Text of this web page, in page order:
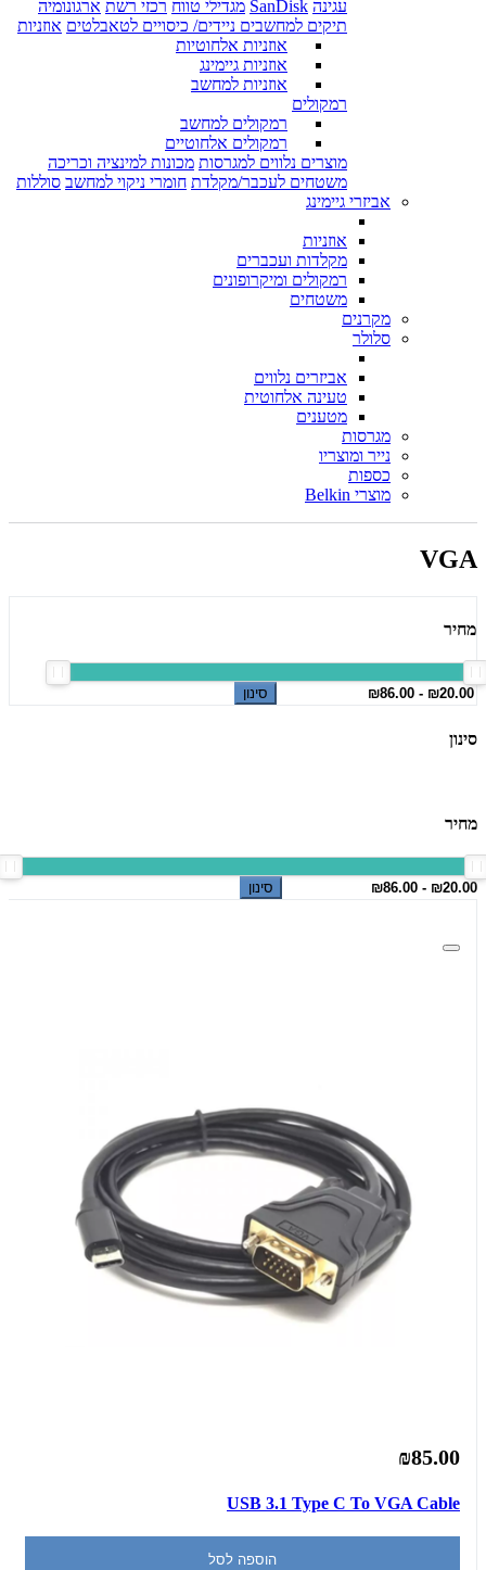
עגינה SanDisk מגדילי טווח רכזי רשת ארגונומיה
תיקים למחשבים ניידים/ כיסויים לטאבלטים אוזניות
אוזניות אלחוטיות
אוזניות גיימינג
אוזניות למחשב
רמקולים
רמקולים למחשב
רמקולים אלחוטיים
מוצרים נלווים למגרסות מכונות למינציה וכריכה
משטחים לעכבר/מקלדת חומרי ניקוי למחשב סוללות
אביזרי גיימינג
אוזניות
מקלדות ועכברים
רמקולים ומיקרופונים
משטחים
מקרנים
סלולר
אביזרים נלווים
טעינה אלחוטית
מטענים
מגרסות
נייר ומוצריו
כספות
מוצרי Belkin
VGA
מחיר
סינון
סינון
מחיר
סינון
₪85.00
USB 3.1 Type C To VGA Cable
הוספה לסל